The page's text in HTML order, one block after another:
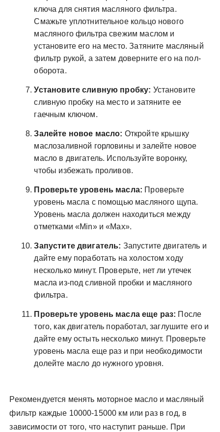
ключа для снятия масляного фильтра.
Смажьте уплотнительное кольцо нового
масляного фильтра свежим маслом и
установите его на место. Затяните масляный
фильтр рукой, а затем доверните его на пол-
оборота.
Установите сливную пробку: Установите
сливную пробку на место и затяните ее
гаечным ключом.
Залейте новое масло: Откройте крышку
маслозаливной горловины и залейте новое
масло в двигатель. Используйте воронку,
чтобы избежать проливов.
Проверьте уровень масла: Проверьте
уровень масла с помощью масляного щупа.
Уровень масла должен находиться между
отметками «Min» и «Max».
Запустите двигатель: Запустите двигатель и
дайте ему поработать на холостом ходу
несколько минут. Проверьте, нет ли утечек
масла из-под сливной пробки и масляного
фильтра.
Проверьте уровень масла еще раз: После
того, как двигатель поработал, заглушите его и
дайте ему остыть несколько минут. Проверьте
уровень масла еще раз и при необходимости
долейте масло до нужного уровня.
Рекомендуется менять моторное масло и масляный
фильтр каждые 10000-15000 км или раз в год, в
зависимости от того, что наступит раньше. При